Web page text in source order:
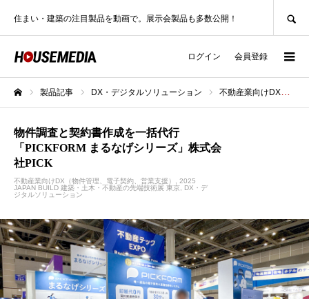
住まい・建築の注目製品を動画で。展示会製品も多数公開！
ログイン 会員登録
製品記事 DX・デジタルソリューション 不動産業向けDX（物件管理、電子契約、営業支援）
物件調査と契約書作成を一括代行
「PICKFORM まるなげシリーズ」株式会
社PICK
不動産業向けDX（物件管理、電子契約、営業支援）
2025
JAPAN BUILD 建築・土木・不動産の先端技術展 東京
DX・デ
ジタルソリューション